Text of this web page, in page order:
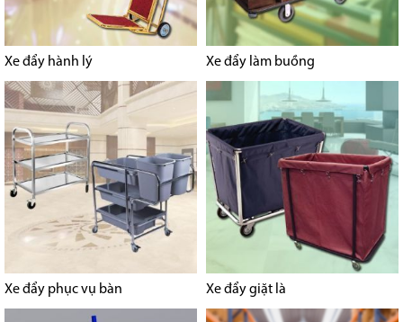
Xe đẩy hành lý Xe đẩy làm buồng
Xe đẩy phục vụ bàn Xe đẩy giặt là